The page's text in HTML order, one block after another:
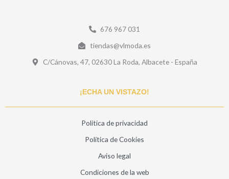
676 967 031
tiendas@vlmoda.es
C/Cánovas, 47, 02630 La Roda, Albacete - España
¡ECHA UN VISTAZO!
Politica de privacidad
Política de Cookies
Aviso legal
Condiciones de la web